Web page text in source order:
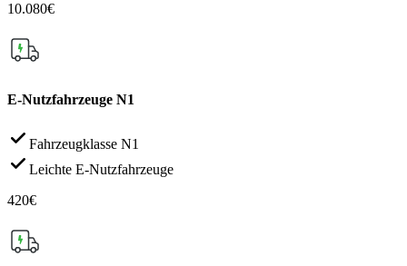
10.080€
E-Nutzfahrzeuge N1
Fahrzeugklasse N1
Leichte E-Nutzfahrzeuge
420€